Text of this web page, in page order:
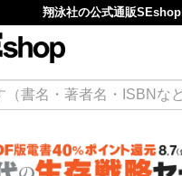
翔泳社の公式通販SEshop